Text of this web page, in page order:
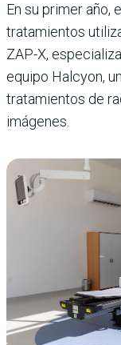
En su primer año,
tratamientos
ZAP-X,
equipo Halcyon,
tratamientos de
imágenes.